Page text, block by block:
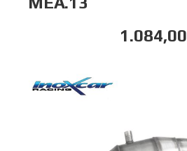
1.084,00